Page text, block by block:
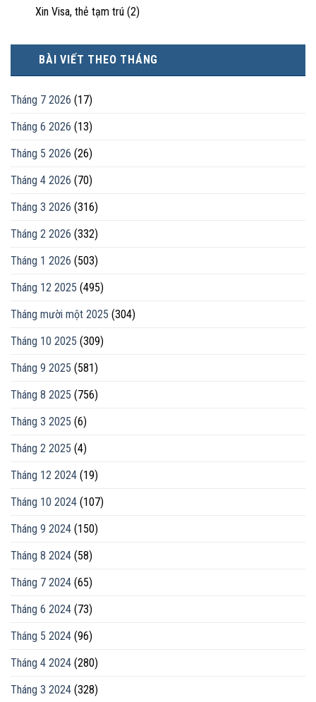
Xin Visa, thẻ tạm trú (2)
BÀI VIẾT THEO THÁNG
Tháng 7 2026 (17)
Tháng 6 2026 (13)
Tháng 5 2026 (26)
Tháng 4 2026 (70)
Tháng 3 2026 (316)
Tháng 2 2026 (332)
Tháng 1 2026 (503)
Tháng 12 2025 (495)
Tháng mười một 2025 (304)
Tháng 10 2025 (309)
Tháng 9 2025 (581)
Tháng 8 2025 (756)
Tháng 3 2025 (6)
Tháng 2 2025 (4)
Tháng 12 2024 (19)
Tháng 10 2024 (107)
Tháng 9 2024 (150)
Tháng 8 2024 (58)
Tháng 7 2024 (65)
Tháng 6 2024 (73)
Tháng 5 2024 (96)
Tháng 4 2024 (280)
Tháng 3 2024 (328)